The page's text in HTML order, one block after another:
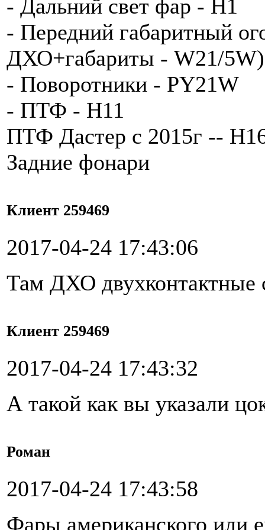
- Дальний свет фар - H1
- Передний габаритный
ДХО+габариты - W21/5W)
- Поворотники - PY21W
- ПТФ - H11
ПТФ Дастер с 2015г --
Задние фонари
Клиент 259469
2017-04-24 17:43:06
Там ДХО двухконтактные
Клиент 259469
2017-04-24 17:43:32
А такой как вы указали
Роман
2017-04-24 17:43:58
Фары американского или